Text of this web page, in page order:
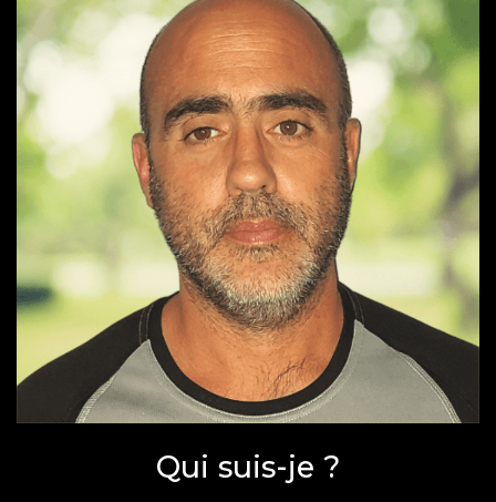
Qui suis-je ?